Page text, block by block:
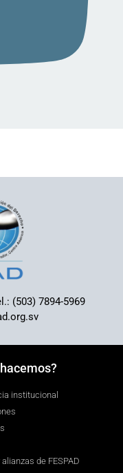
(503) 7894-5969
institucional
alianzas de FESPAD